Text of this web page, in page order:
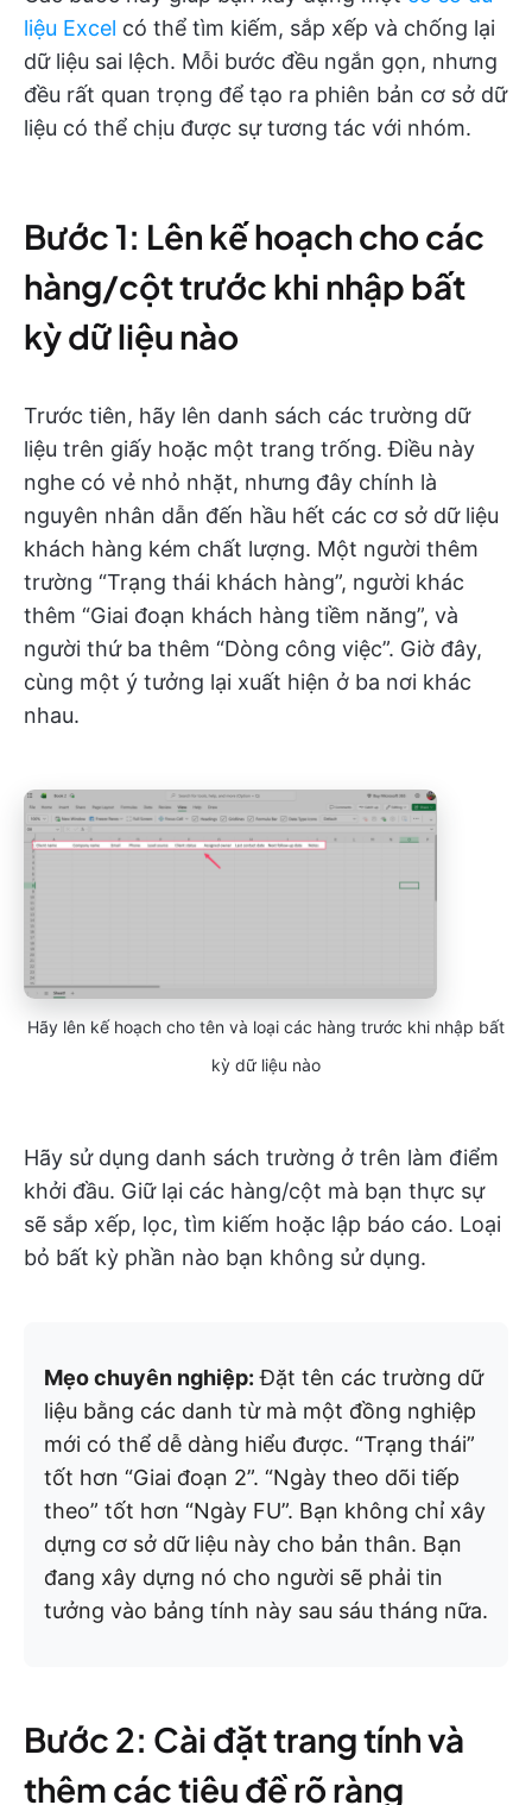
liệu Excel có thể tìm kiếm, sắp xếp và chống lại
dữ liệu sai lệch. Mỗi bước đều ngắn gọn, nhưng
đều rất quan trọng để tạo ra phiên bản cơ sở dữ
liệu có thể chịu được sự tương tác với nhóm.
Bước 1: Lên kế hoạch cho các
hàng/cột trước khi nhập bất
kỳ dữ liệu nào
Trước tiên, hãy lên danh sách các trường dữ
liệu trên giấy hoặc một trang trống. Điều này
nghe có vẻ nhỏ nhặt, nhưng đây chính là
nguyên nhân dẫn đến hầu hết các cơ sở dữ liệu
khách hàng kém chất lượng. Một người thêm
trường “Trạng thái khách hàng”, người khác
thêm “Giai đoạn khách hàng tiềm năng”, và
người thứ ba thêm “Dòng công việc”. Giờ đây,
cùng một ý tưởng lại xuất hiện ở ba nơi khác
nhau.
Hãy lên kế hoạch cho tên và loại các hàng trước khi nhập bất
kỳ dữ liệu nào
Hãy sử dụng danh sách trường ở trên làm điểm
khởi đầu. Giữ lại các hàng/cột mà bạn thực sự
sẽ sắp xếp, lọc, tìm kiếm hoặc lập báo cáo. Loại
bỏ bất kỳ phần nào bạn không sử dụng.
Mẹo chuyên nghiệp: Đặt tên các trường dữ
liệu bằng các danh từ mà một đồng nghiệp
mới có thể dễ dàng hiểu được. “Trạng thái”
tốt hơn “Giai đoạn 2”. “Ngày theo dõi tiếp
theo” tốt hơn “Ngày FU”. Bạn không chỉ xây
dựng cơ sở dữ liệu này cho bản thân. Bạn
đang xây dựng nó cho người sẽ phải tin
tưởng vào bảng tính này sau sáu tháng nữa.
Bước 2: Cài đặt trang tính và
thêm các tiêu đề rõ ràng